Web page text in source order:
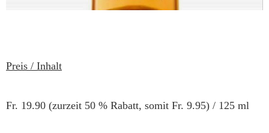
Preis / Inhalt
Fr. 19.90 (zurzeit 50 % Rabatt, somit Fr. 9.95) / 125 ml